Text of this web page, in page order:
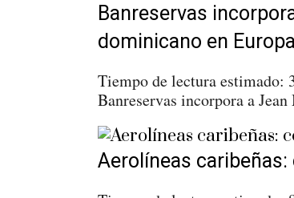
Banreservas
dominicano en Europa
Tiempo de lectura estimado:
Banreservas incorpora a
Aerolíneas